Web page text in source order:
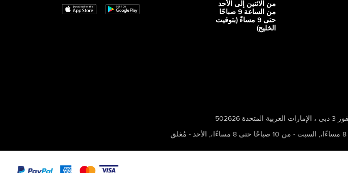
من الاثنين إلى الأحد
من الساعة 9 صباحًا
حتى 9 مساءً (بتوقيت
الخليج)
, السبت - من 10 صباحًا حتى 8 مساءًا، , الأحد - مُغلق